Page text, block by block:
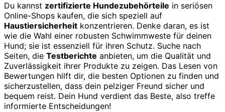
Du kannst zertifizierte Hundezubehörteile in seriösen
Online-Shops kaufen, die sich speziell auf
Haustiersicherheit konzentrieren. Denke daran, es ist
wie die Wahl einer robusten Schwimmweste für deinen
Hund; sie ist essenziell für ihren Schutz. Suche nach
Seiten, die Testberichte anbieten, um die Qualität und
Zuverlässigkeit ihrer Produkte zu zeigen. Das Lesen von
Bewertungen hilft dir, die besten Optionen zu finden und
sicherzustellen, dass dein pelziger Freund sicher und
bequem reist. Dein Hund verdient das Beste, also treffe
informierte Entscheidungen!